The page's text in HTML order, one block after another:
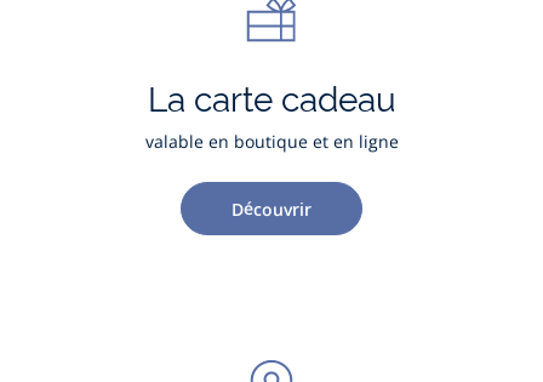
La carte cadeau
valable en boutique et en ligne
Découvrir